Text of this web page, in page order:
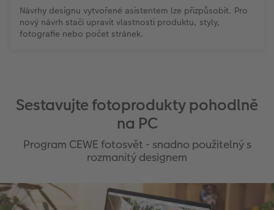
Návrhy designu vytvořené asistentem lze přizpůsobit. Pro
nový návrh stačí upravit vlastnosti produktu, styly,
fotografie nebo počet stránek.
Sestavujte fotoprodukty pohodlně
na PC
Program CEWE fotosvět - snadno použitelný s
rozmanitý designem